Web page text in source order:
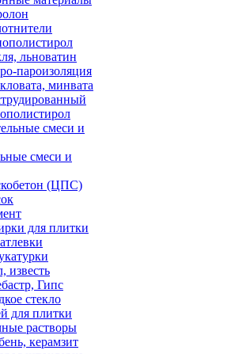
льноватин
пароизоляция
минвата
смеси и
(ЦПС)
для плитки
известь
Гипс
стекло
для плитки
растворы
керамзит